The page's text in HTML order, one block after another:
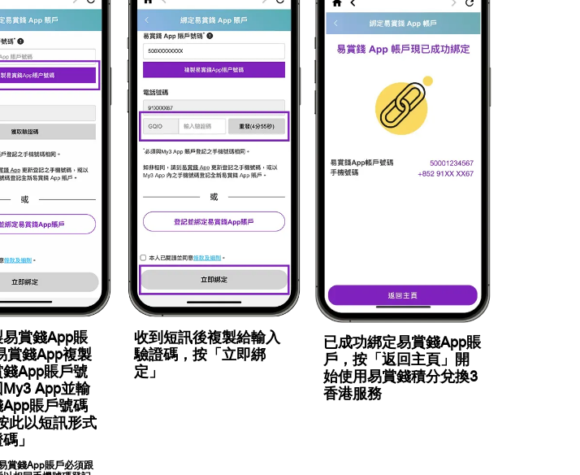
賞錢App賬
賞錢App複製
App賬戶號
App並輸
App賬戶號碼
此以短訊形式
」
賞錢App賬戶必須跟
收到短訊後複製給輸入
驗證碼，按「立即綁
定」
已成功綁定易賞錢App賬
戶，按「返回主頁」開
始使用易賞錢積分兌換3
香港服務